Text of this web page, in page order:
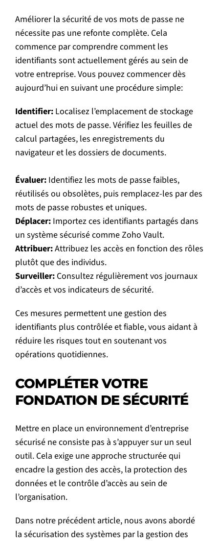
Améliorer la sécurité de vos mots de passe ne
nécessite pas une refonte complète. Cela
commence par comprendre comment les
identifiants sont actuellement gérés au sein de
votre entreprise. Vous pouvez commencer dès
aujourd’hui en suivant une procédure simple:
Identifier: Localisez l’emplacement de stockage
actuel des mots de passe. Vérifiez les feuilles de
calcul partagées, les enregistrements du
navigateur et les dossiers de documents.
Évaluer: Identifiez les mots de passe faibles,
réutilisés ou obsolètes, puis remplacez-les par des
mots de passe robustes et uniques.
Déplacer: Importez ces identifiants partagés dans
un système sécurisé comme Zoho Vault.
Attribuer:Attribuez les accès en fonction des rôles
plutôt que des individus.
Surveiller: Consultez régulièrement vos journaux
d’accès et vos indicateurs de sécurité.
Ces mesures permettent une gestion des
identifiants plus contrôlée et fiable, vous aidant à
réduire les risques tout en soutenant vos
opérations quotidiennes.
COMPLÉTER VOTRE
FONDATION DE SÉCURITÉ
Mettre en place un environnement d’entreprise
sécurisé ne consiste pas à s’appuyer sur un seul
outil. Cela exige une approche structurée qui
encadre la gestion des accès, la protection des
données et le contrôle d’accès au sein de
l’organisation.
Dans notre précédent article, nous avons abordé
la sécurisation des systèmes par la gestion des